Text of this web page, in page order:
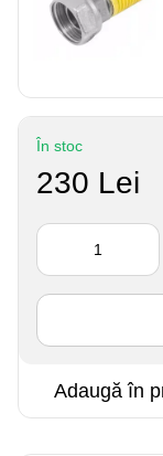
În stoc
230 Lei
Adaugă în